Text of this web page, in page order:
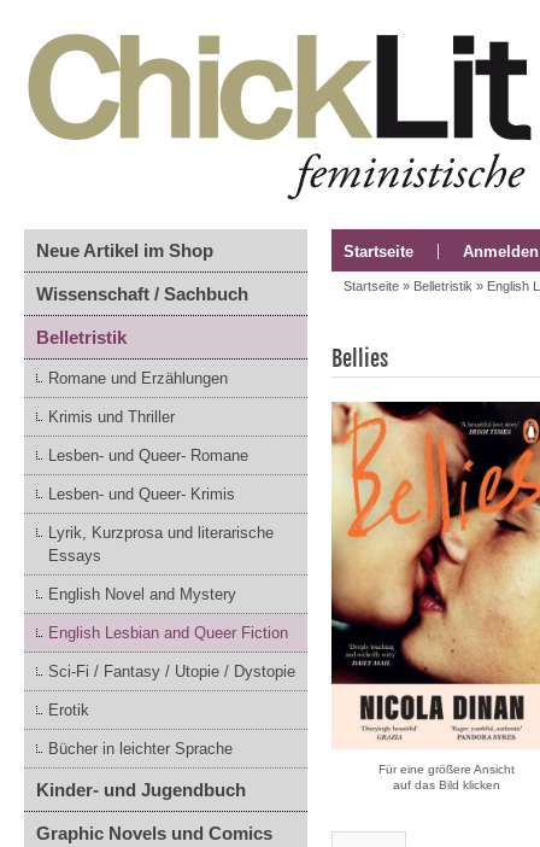
Neue Artikel im Shop
Wissenschaft / Sachbuch
Belletristik
Romane und Erzählungen
Krimis und Thriller
Lesben- und Queer- Romane
Lesben- und Queer- Krimis
Lyrik, Kurzprosa und literarische
Essays
English Novel and Mystery
English Lesbian and Queer Fiction
Sci-Fi / Fantasy / Utopie / Dystopie
Erotik
Bücher in leichter Sprache
Kinder- und Jugendbuch
Graphic Novels und Comics
Startseite Anmelden
Startseite » Belletristik » English
Bellies
Für eine größere Ansicht
auf das Bild klicken